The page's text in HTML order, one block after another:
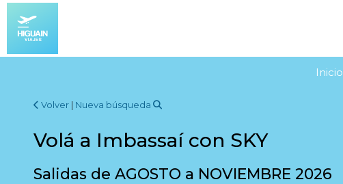
Inicio
Volver| Nueva búsqueda
Volá a Imbassaí con SKY
Salidas de AGOSTO a NOVIEMBRE 2026